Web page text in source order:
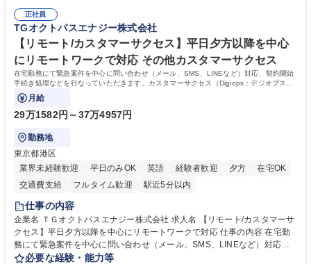
年休120日/デスクワーク中心で残業少なめ
整、資料作成、当日の運営サポート 学歴・資格 学歴：大学院 大学 語学
力： 資格：
正社員
TGオクトパスエナジー株式会社
【リモート/カスタマーサクセス】平日夕方以降を中心
にリモートワークで対応 その他カスタマーサクセス
在宅勤務にて緊急案件を中心に問い合わせ（メール、SMS、LINEなど）対応、契約開始
手続き処理などを行なっていただきます。カスタマーサクセス（Digiops：デジオプス）
と運用構築の業務となります。
月給
29万1582円～37万4957円
勤務地
東京都港区
業界未経験歓迎
平日のみOK 英語 経験者歓迎 夕方
在宅OK
交通費支給
フルタイム歓迎 駅近5分以内
仕事の内容
企業名 ＴＧオクトパスエナジー株式会社 求人名 【リモート/カスタマーサ
クセス】平日夕方以降を中心にリモートワークで対応 仕事の内容 在宅勤
務にて緊急案件を中心に問い合わせ（メール、SMS、LINEなど）対応、
契約開始手続き処理などを行なっていただきます。カスタマーサクセス
必要な経験・能力等